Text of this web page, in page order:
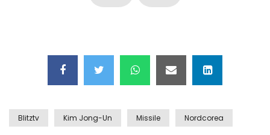
Esplode cabina elettrica sotterranea
Blitztv Kim Jong-Un Missile Nordcorea